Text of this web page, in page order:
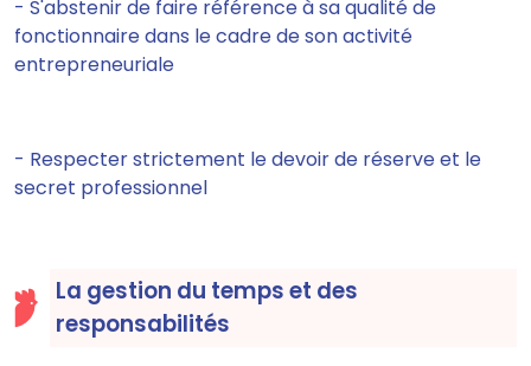
- S'abstenir de faire référence à sa qualité de
fonctionnaire dans le cadre de son activité
entrepreneuriale
- Respecter strictement le devoir de réserve et le
secret professionnel
La gestion du temps et des
responsabilités